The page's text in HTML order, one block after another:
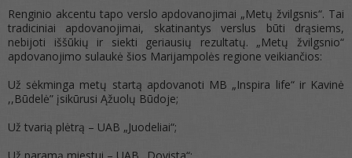
Renginio akcentu tapo verslo apdovanojimai „Metų žvilgsnis“. Tai
tradiciniai apdovanojimai, skatinantys verslus būti drąsiems,
nebijoti iššūkių ir siekti geriausių rezultatų. „Metų žvilgsnio“
apdovanojimo sulaukė šios Marijampolės regione veikiančios:
Už sėkminga metų startą apdovanoti MB „Inspira life“ ir Kavinė
,,Būdelė” įsikūrusi Ąžuolų Būdoje;
Už tvarią plėtrą – UAB „Juodeliai“;